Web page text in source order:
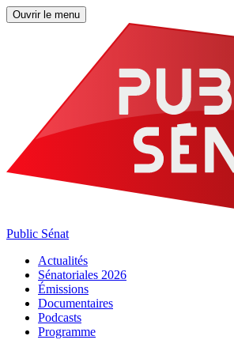
Ouvrir le menu
Public Sénat
Actualités
Sénatoriales 2026
Émissions
Documentaires
Podcasts
Programme